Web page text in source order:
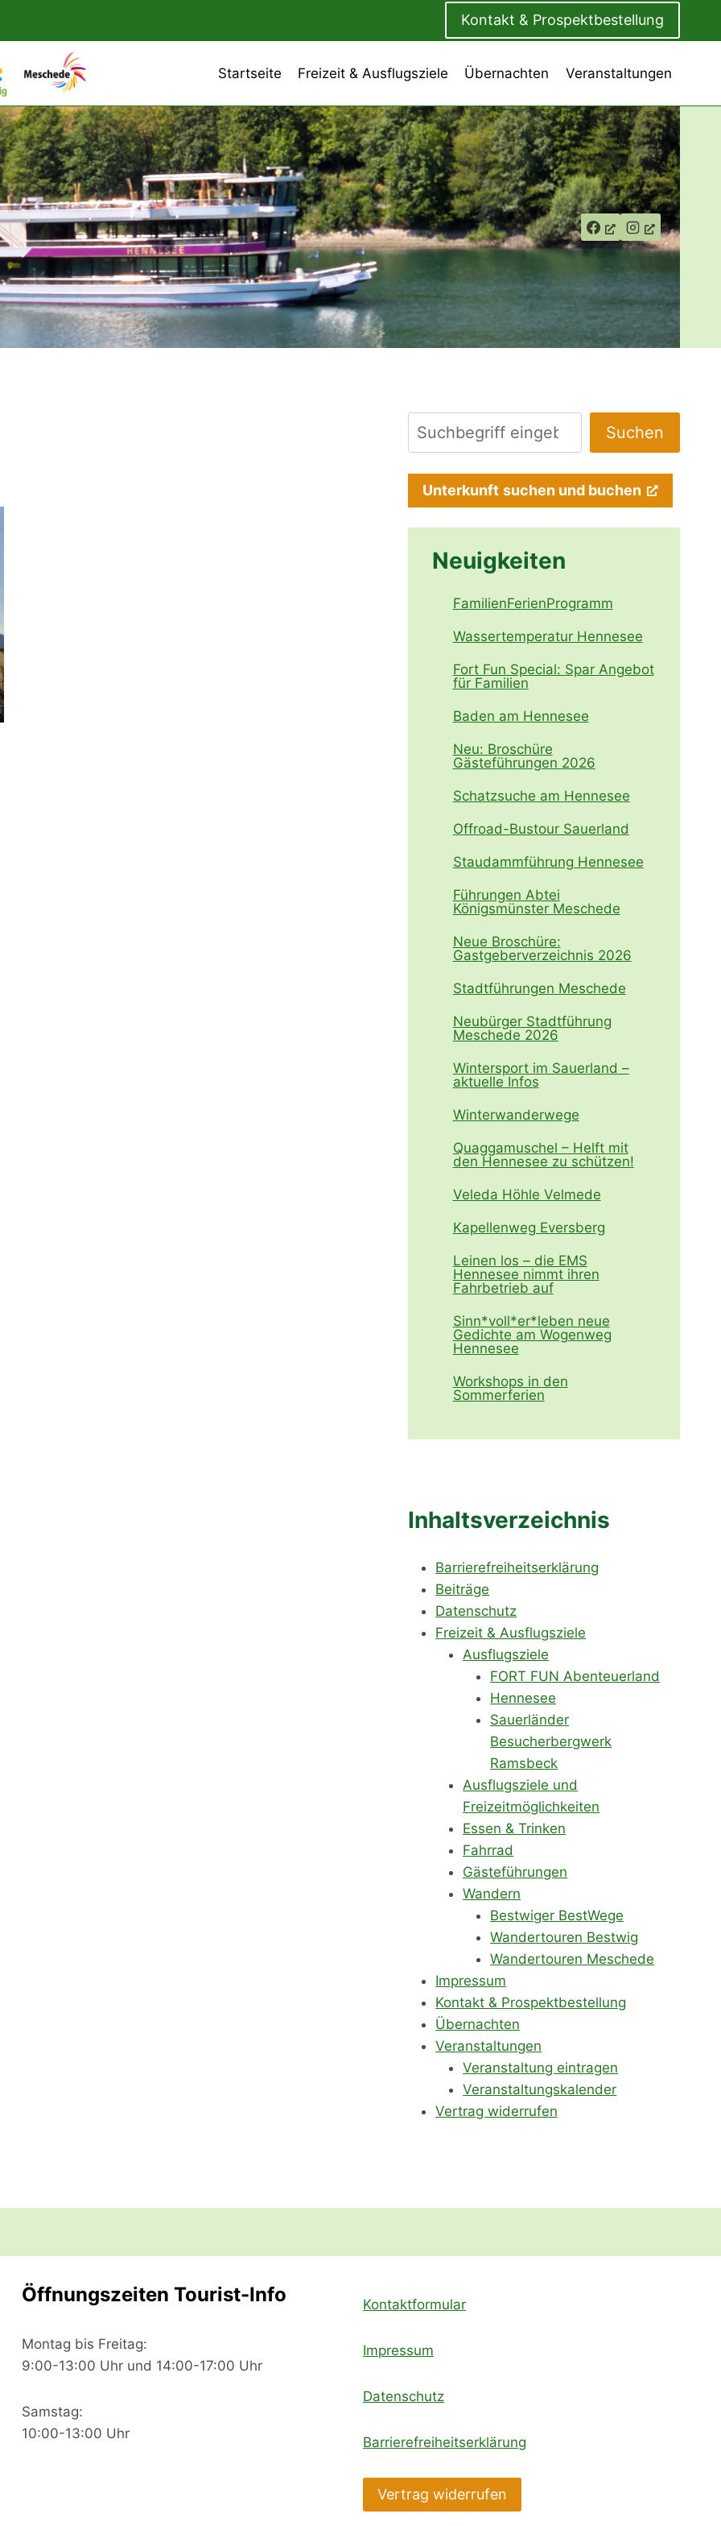
Kontakt & Prospektbestellung
Startseite Freizeit & Ausflugsziele Übernachten Veranstaltungen
Suchen
Suchen
Unterkunft suchen und buchen
Neuigkeiten
FamilienFerienProgramm
Wassertemperatur Hennesee
Fort Fun Special: Spar Angebot
für Familien
Baden am Hennesee
Neu: Broschüre
Gästeführungen 2026
Schatzsuche am Hennesee
Offroad-Bustour Sauerland
Staudammführung Hennesee
Führungen Abtei
Königsmünster Meschede
Neue Broschüre:
Gastgeberverzeichnis 2026
Stadtführungen Meschede
Neubürger Stadtführung
Meschede 2026
Wintersport im Sauerland –
aktuelle Infos
Winterwanderwege
Quaggamuschel – Helft mit
den Hennesee zu schützen!
Veleda Höhle Velmede
Kapellenweg Eversberg
Leinen los – die EMS
Hennesee nimmt ihren
Fahrbetrieb auf
Sinn*voll*er*leben neue
Gedichte am Wogenweg
Hennesee
Workshops in den
Sommerferien
Inhaltsverzeichnis
Barrierefreiheitserklärung
Beiträge
Datenschutz
Freizeit & Ausflugsziele
Ausflugsziele
FORT FUN Abenteuerland
Hennesee
Sauerländer
Besucherbergwerk
Ramsbeck
Ausflugsziele und
Freizeitmöglichkeiten
Essen & Trinken
Fahrrad
Gästeführungen
Wandern
Bestwiger BestWege
Wandertouren Bestwig
Wandertouren Meschede
Impressum
Kontakt & Prospektbestellung
Übernachten
Veranstaltungen
Veranstaltung eintragen
Veranstaltungskalender
Vertrag widerrufen
Öffnungszeiten Tourist-Info
Montag bis Freitag:
9:00-13:00 Uhr und 14:00-17:00 Uhr
Samstag:
10:00-13:00 Uhr
Kontaktformular
Impressum
Datenschutz
Barrierefreiheitserklärung
Vertrag widerrufen